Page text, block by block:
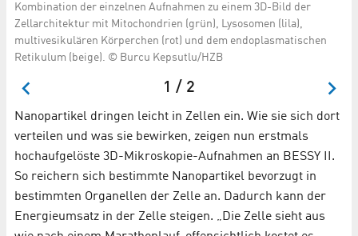
Kombination der einzelnen Aufnahmen zu einem 3D-Bild der
Zellarchitektur mit Mitochondrien (grün), Lysosomen (lila),
multivesikulären Körperchen (rot) und dem endoplasmatischen
Retikulum (beige). © Burcu Kepsutlu/HZB
1 / 2
Nanopartikel dringen leicht in Zellen ein. Wie sie sich dort
verteilen und was sie bewirken, zeigen nun erstmals
hochaufgelöste 3D-Mikroskopie-Aufnahmen an BESSY II.
So reichern sich bestimmte Nanopartikel bevorzugt in
bestimmten Organellen der Zelle an. Dadurch kann der
Energieumsatz in der Zelle steigen. „Die Zelle sieht aus